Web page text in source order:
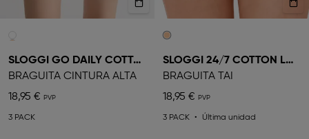
SLOGGI GO DAILY COTTON
BRAGUITA CINTURA ALTA
18,95 €
3 PACK
SLOGGI 24/7 COTTON LACE
BRAGUITA TAI
18,95 €
3 PACK Última unidad